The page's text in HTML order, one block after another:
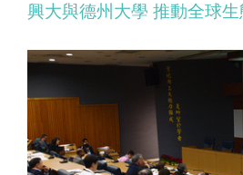
興大與德州大學 推動全球